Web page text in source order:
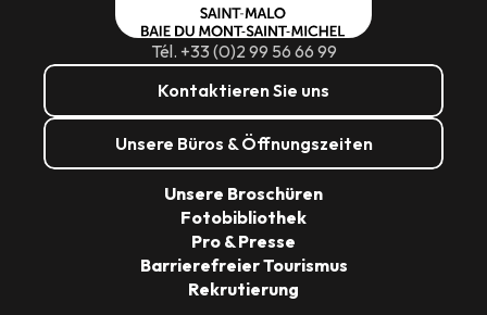
Tél. +33 (0)2 99 56 66 99
Kontaktieren Sie uns
Unsere Büros & Öffnungszeiten
Unsere Broschüren
Fotobibliothek
Pro & Presse
Barrierefreier Tourismus
Rekrutierung